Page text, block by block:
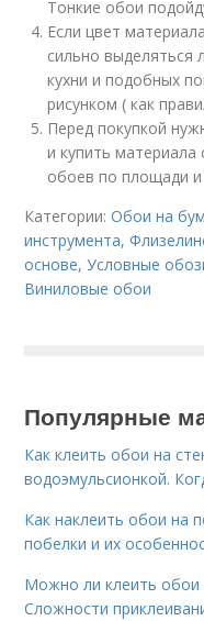
Тонкие обои
Если цвет
сильно выделяться
кухни и подобных
рисунком ( как
Перед покупкой
и купить материала
обоев по площади и
Категории:Обои на
инструмента,
основе,Условные
Виниловые обои
Популярные
Как клеить обои на
водоэмульсионкой.
Как наклеить обои на
побелки и их
Можно ли клеить обои
Сложности